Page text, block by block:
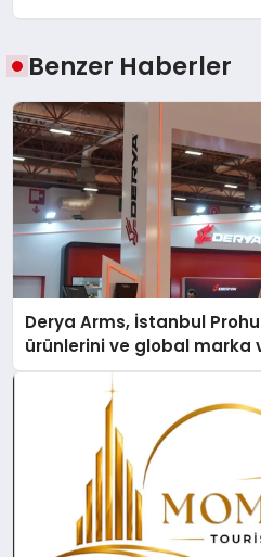
Benzer Haberler
Derya Arms, İstanbul
ürünlerini ve global marka